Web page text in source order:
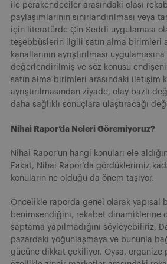
ile perakendeciler arasındaki olası
paylaşımlarının sınırlandırılması veya
için literatürde Çin Seddi uygulaması
teşebbüslerin ilgili satın alma birimleri
kanallarının ayrıştırılması
değerlendirilmiş ve söz konusu
satın alma birimleri arasındaki iletişim
ayrıştırılmasından ziyade, olay bazlı
daha sağlıklı sonuçlara ulaştıracağı
Nihai Rapor’da Neleri Göremiyoruz?
Nihai Rapor’un hangi konuları ele
Fakat, Nihai Rapor’da gördüklerimiz
konuların ne olduğu da önem taşıyor.
Öncelikle raporda genel olarak yapısal
benimsendiğini, rekabet dinamiklerine
saptama yapılmadığını söyleyebiliriz.
pazardaki yoğunlaşmaya ve bununla
gücüne dikkat çekiliyor. Oysa, organize